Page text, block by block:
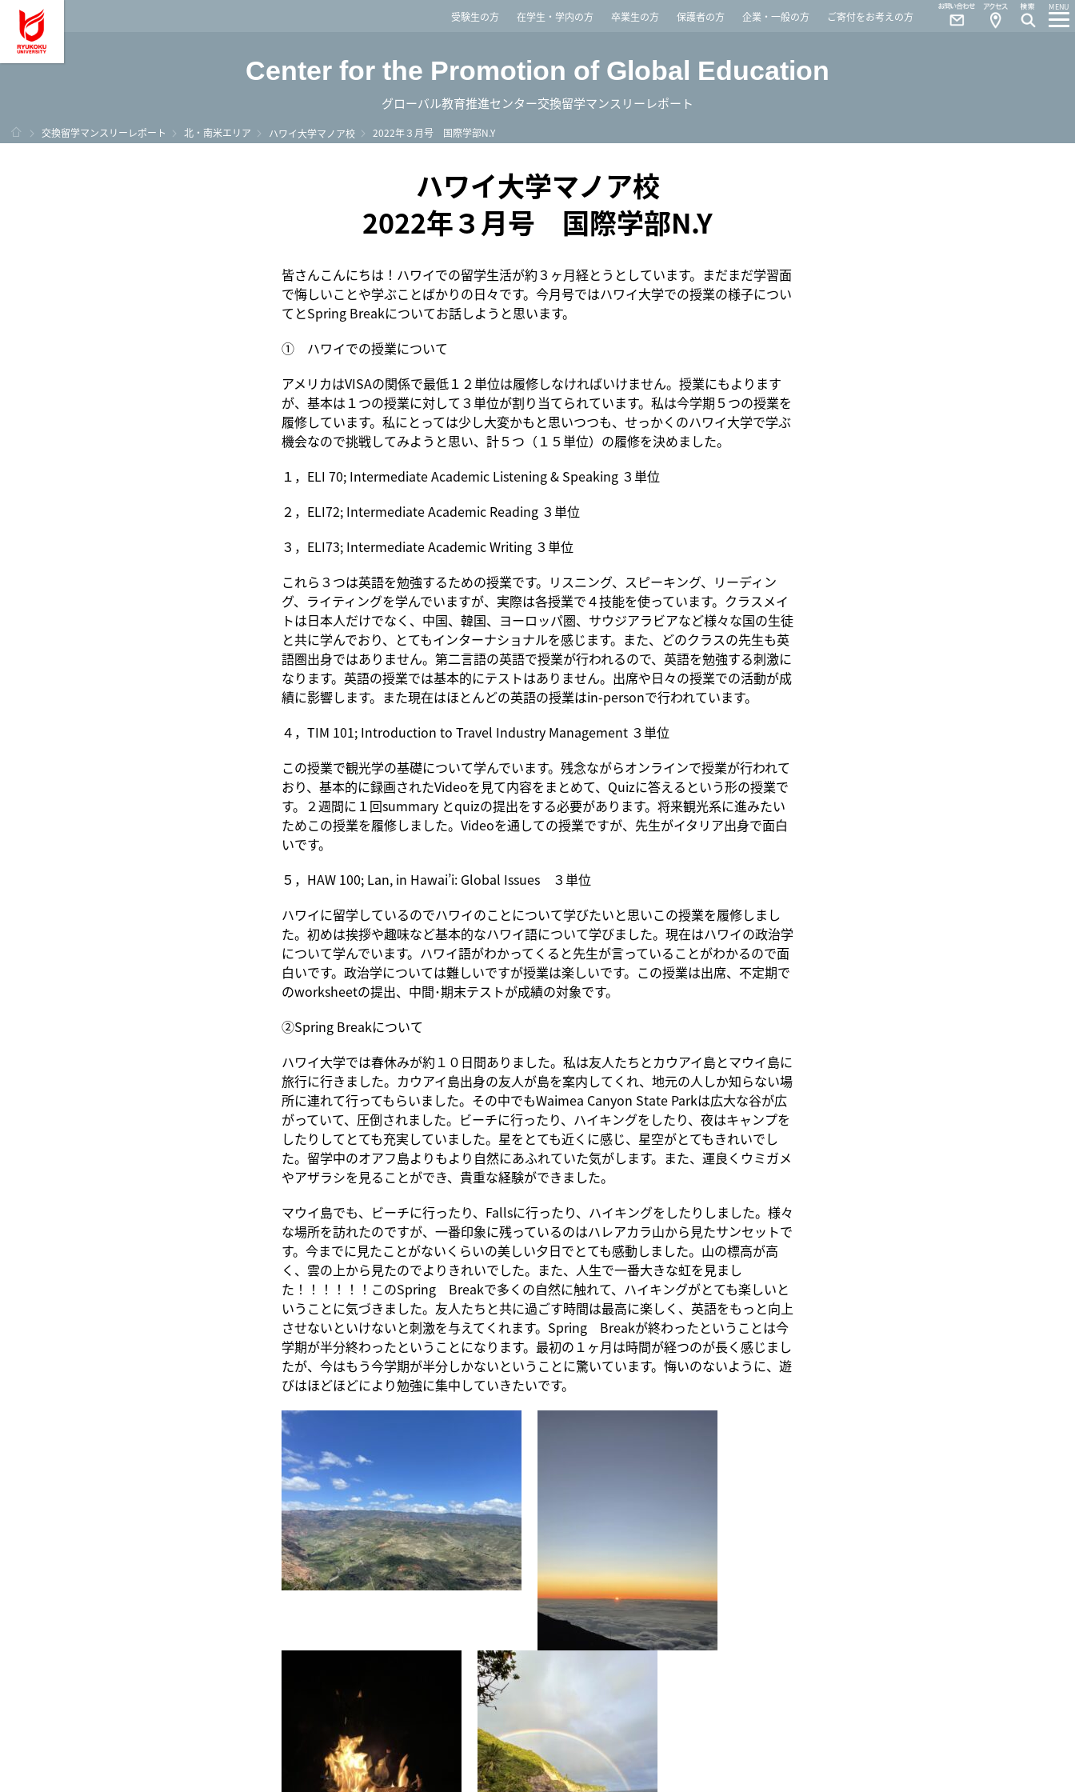
龍谷大学 You, Unlimited受験生の方 在学生・学内の方 卒業生の方 保護者の方 企業・一般の方 ご寄付をお考えの方
MENU
Access
Contact
Center for the Promotion of Global Education
グローバル教育推進センター交換留学マンスリーレポート
ホーム
交換留学マンスリーレポート 北・南米エリア ハワイ大学マノア校 2022年３月号 国際学部N.Y
ハワイ大学マノア校
2022年３月号 国際学部N.Y
皆さんこんにちは！ハワイでの留学生活が約３ヶ月経とうとしています。まだまだ学習面
で悔しいことや学ぶことばかりの日々です。今月号ではハワイ大学での授業の様子につい
てとSpring Breakについてお話しようと思います。
① ハワイでの授業について
アメリカはVISAの関係で最低１２単位は履修しなければいけません。授業にもよります
が、基本は１つの授業に対して３単位が割り当てられています。私は今学期５つの授業を
履修しています。私にとっては少し大変かもと思いつつも、せっかくのハワイ大学で学ぶ
機会なので挑戦してみようと思い、計５つ（１５単位）の履修を決めました。
１，ELI 70; Intermediate Academic Listening & Speaking ３単位
２，ELI72; Intermediate Academic Reading ３単位
３，ELI73; Intermediate Academic Writing ３単位
これら３つは英語を勉強するための授業です。リスニング、スピーキング、リーディン
グ、ライティングを学んでいますが、実際は各授業で４技能を使っています。クラスメイ
トは日本人だけでなく、中国、韓国、ヨーロッパ圏、サウジアラビアなど様々な国の生徒
と共に学んでおり、とてもインターナショナルを感じます。また、どのクラスの先生も英
語圏出身ではありません。第二言語の英語で授業が行われるので、英語を勉強する刺激に
なります。英語の授業では基本的にテストはありません。出席や日々の授業での活動が成
績に影響します。また現在はほとんどの英語の授業はin-personで行われています。
４，TIM 101; Introduction to Travel Industry Management ３単位
この授業で観光学の基礎について学んでいます。残念ながらオンラインで授業が行われて
おり、基本的に録画されたVideoを見て内容をまとめて、Quizに答えるという形の授業で
す。２週間に１回summary とquizの提出をする必要があります。将来観光系に進みたい
ためこの授業を履修しました。Videoを通しての授業ですが、先生がイタリア出身で面白
いです。
５，HAW 100; Lan, in Hawai’i: Global Issues ３単位
ハワイに留学しているのでハワイのことについて学びたいと思いこの授業を履修しまし
た。初めは挨拶や趣味など基本的なハワイ語について学びました。現在はハワイの政治学
について学んでいます。ハワイ語がわかってくると先生が言っていることがわかるので面
白いです。政治学については難しいですが授業は楽しいです。この授業は出席、不定期で
のworksheetの提出、中間･期末テストが成績の対象です。
②Spring Breakについて
ハワイ大学では春休みが約１０日間ありました。私は友人たちとカウアイ島とマウイ島に
旅行に行きました。カウアイ島出身の友人が島を案内してくれ、地元の人しか知らない場
所に連れて行ってもらいました。その中でもWaimea Canyon State Parkは広大な谷が広
がっていて、圧倒されました。ビーチに行ったり、ハイキングをしたり、夜はキャンプを
したりしてとても充実していました。星をとても近くに感じ、星空がとてもきれいでし
た。留学中のオアフ島よりもより自然にあふれていた気がします。また、運良くウミガメ
やアザラシを見ることができ、貴重な経験ができました。
マウイ島でも、ビーチに行ったり、Fallsに行ったり、ハイキングをしたりしました。様々
な場所を訪れたのですが、一番印象に残っているのはハレアカラ山から見たサンセットで
す。今までに見たことがないくらいの美しい夕日でとても感動しました。山の標高が高
く、雲の上から見たのでよりきれいでした。また、人生で一番大きな虹を見まし
た！！！！！！このSpring Breakで多くの自然に触れて、ハイキングがとても楽しいと
いうことに気づきました。友人たちと共に過ごす時間は最高に楽しく、英語をもっと向上
させないといけないと刺激を与えてくれます。Spring Breakが終わったということは今
学期が半分終わったということになります。最初の１ヶ月は時間が経つのが長く感じまし
たが、今はもう今学期が半分しかないということに驚いています。悔いのないように、遊
びはほどほどにより勉強に集中していきたいです。